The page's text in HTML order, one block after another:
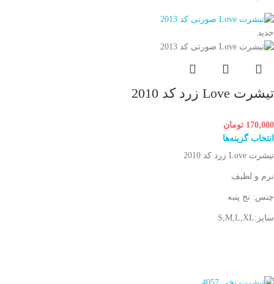
جدید
تیشرت Love زرد کد 2010
170,000 تومان
انتخاب گزینه‌ها
تیشرت Love زرد کد 2010
نرم و لطیف
چنس: نخ پنبه
سایز:S,M,L,XL